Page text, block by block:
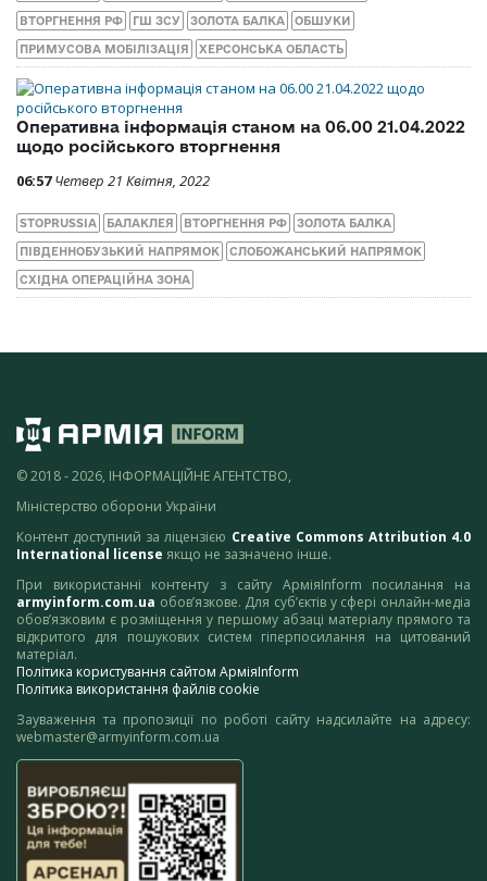
ВТОРГНЕННЯ РФ ГШ ЗСУ ЗОЛОТА БАЛКА ОБШУКИ
ПРИМУСОВА МОБІЛІЗАЦІЯ ХЕРСОНСЬКА ОБЛАСТЬ
Оперативна інформація станом на 06.00 21.04.2022
щодо російського вторгнення
06:57 Четвер 21 Квітня, 2022
STOPRUSSIA БАЛАКЛЕЯ ВТОРГНЕННЯ РФ ЗОЛОТА БАЛКА
ПІВДЕННОБУЗЬКИЙ НАПРЯМОК СЛОБОЖАНСЬКИЙ НАПРЯМОК
СХІДНА ОПЕРАЦІЙНА ЗОНА
© 2018 - 2026, ІНФОРМАЦІЙНЕ АГЕНТСТВО,
Міністерство оборони України
Контент доступний за ліцензією Creative Commons Attribution 4.0
International license якщо не зазначено інше.
При використанні контенту з сайту АрміяInform посилання на
armyinform.com.ua обов’язкове. Для суб’єктів у сфері онлайн-медіа
обов’язковим є розміщення у першому абзаці матеріалу прямого та
відкритого для пошукових систем гіперпосилання на цитований
матеріал.
Політика користування сайтом АрміяInform
Політика використання файлів cookie
Зауваження та пропозиції по роботі сайту надсилайте на адресу:
webmaster@armyinform.com.ua